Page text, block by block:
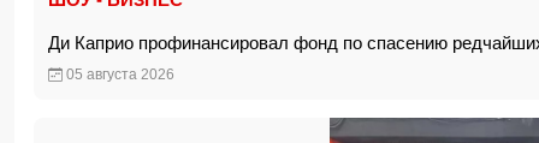
Ди Каприо профинансировал фонд по спасению
05 августа 2026